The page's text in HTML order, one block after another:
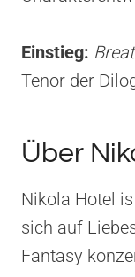
Einstieg:
Tenor der
Über
Nikola Hotel
sich auf
Fantasy